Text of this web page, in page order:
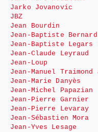
Jarko Jovanovic
JBZ
Jean Bourdin
Jean-Baptiste Bernard
Jean-Baptiste Legars
Jean-Claude Leyraud
Jean-Loup
Jean-Manuel
Jean-Marie Danyès
Jean-Michel Papazian
Jean-Pierre Garnier
Jean-Pierre Levaray
Jean-Sébastien Mora
Jean-Yves Lesage